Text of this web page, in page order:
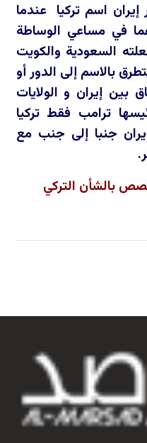
اسم تركيا عندما
في مساعي الوساطة
السعودية والكويت
بالاسم إلى الدور أو
بين إيران و الولايات
ترامب فقط تركيا
جنبا إلى جنب مع
بالشأن التركي